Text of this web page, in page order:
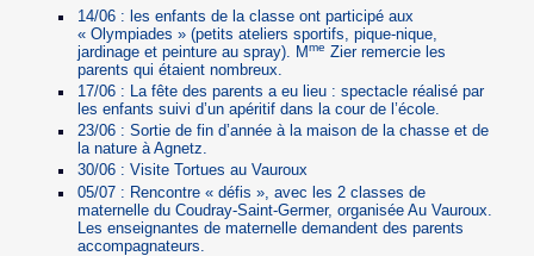
14/06 : les enfants de la classe ont participé aux
« Olympiades » (petits ateliers sportifs, pique-nique,
jardinage et peinture au spray). Mme Zier remercie les
parents qui étaient nombreux.
17/06 : La fête des parents a eu lieu : spectacle réalisé par
les enfants suivi d’un apéritif dans la cour de l’école.
23/06 : Sortie de fin d’année à la maison de la chasse et de
la nature à Agnetz.
30/06 : Visite Tortues au Vauroux
05/07 : Rencontre « défis », avec les 2 classes de
maternelle du Coudray-Saint-Germer, organisée Au Vauroux.
Les enseignantes de maternelle demandent des parents
accompagnateurs.